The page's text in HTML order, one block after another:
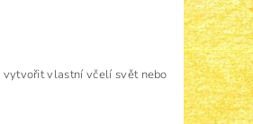
vytvořit vlastní včelí svět nebo